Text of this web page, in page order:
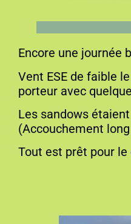
Encore une journée
Vent ESE de faible
porteur avec
Les sandows
(Accouchement
Tout est prêt pour